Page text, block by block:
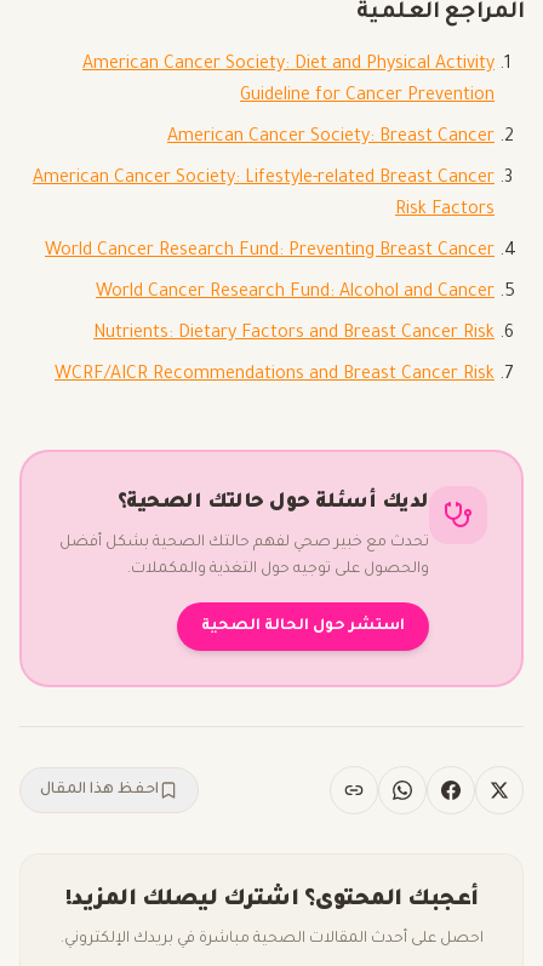
المراجع العلمية
American Cancer Society: Diet and Physical Activity
Guideline for Cancer Prevention
American Cancer Society: Breast Cancer
American Cancer Society: Lifestyle-related Breast Cancer
Risk Factors
World Cancer Research Fund: Preventing Breast Cancer
World Cancer Research Fund: Alcohol and Cancer
Nutrients: Dietary Factors and Breast Cancer Risk
WCRF/AICR Recommendations and Breast Cancer Risk
لديك أسئلة حول حالتك الصحية؟
تحدث مع خبير صحي لفهم حالتك الصحية بشكل أفضل
والحصول على توجيه حول التغذية والمكملات.
استشر حول الحالة الصحية
احفظ هذا المقال
أعجبك المحتوى؟ اشترك ليصلك المزيد!
احصل على أحدث المقالات الصحية مباشرة في بريدك الإلكتروني.